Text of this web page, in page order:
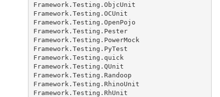
Framework.Testing.ObjcUnit
Framework.Testing.OCUnit
Framework.Testing.OpenPojo
Framework.Testing.Pester
Framework.Testing.PowerMock
Framework.Testing.PyTest
Framework.Testing.quick
Framework.Testing.QUnit
Framework.Testing.Randoop
Framework.Testing.RhinoUnit
Framework.Testing.RhUnit